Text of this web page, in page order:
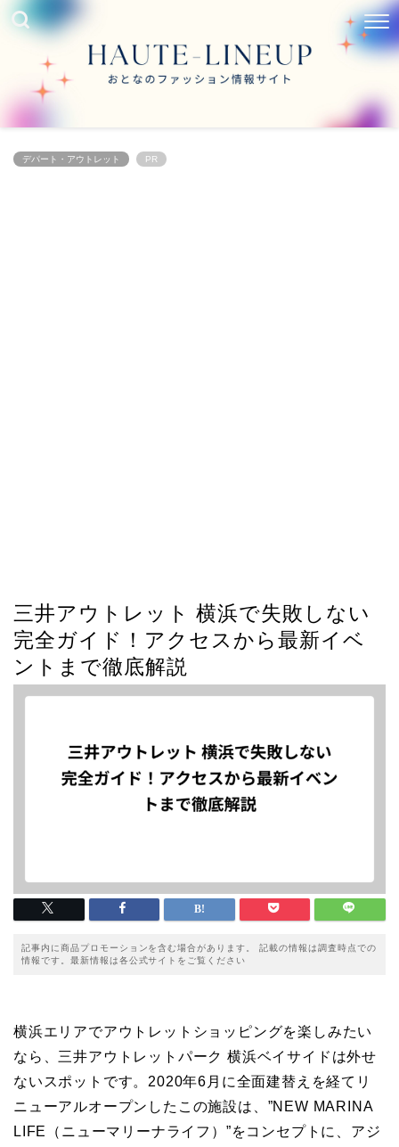
デパート・アウトレット PR
三井アウトレット 横浜で失敗しない
完全ガイド！アクセスから最新イベ
ントまで徹底解説
記事内に商品プロモーションを含む場合があります。 記載の情報は調査時点での
情報です。最新情報は各公式サイトをご覧ください
横浜エリアでアウトレットショッピングを楽しみたい
なら、三井アウトレットパーク 横浜ベイサイドは外せ
ないスポットです。2020年6月に全面建替えを経てリ
ニューアルオープンしたこの施設は、”NEW MARINA
LIFE（ニューマリーナライフ）”をコンセプトに、アジ